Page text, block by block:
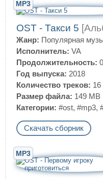
MP3
OST - Такси 5
Жанр: Популярная
Исполнитель: VA
Продолжительность:
Год выпуска: 2018
Количество треков: 16
Размер файла: 149 MB
Категории: #ost, #mp3,
Скачать сборник
MP3